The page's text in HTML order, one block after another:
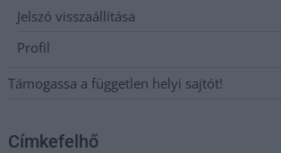
Jelszó visszaállítása
Profil
Támogassa a független helyi sajtót!
Címkefelhő